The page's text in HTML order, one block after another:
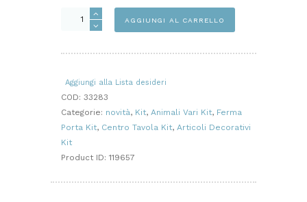
AGGIUNGI AL CARRELLO
Aggiungi alla Lista desideri
COD: 33283
Categorie: novità, Kit, Animali Vari Kit, Ferma
Porta Kit, Centro Tavola Kit, Articoli Decorativi
Kit
Product ID: 119657